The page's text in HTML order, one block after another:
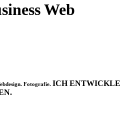
Web
Fotografie. ICH ENTWICKLE